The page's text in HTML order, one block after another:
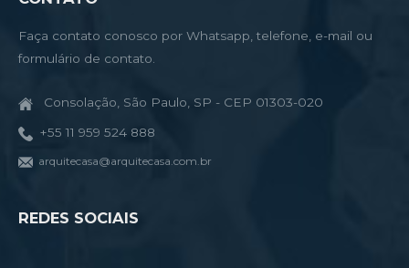
Faça contato conosco por Whatsapp, telefone, e-mail ou
formulário de contato.
Consolação, São Paulo, SP - CEP 01303-020
+55 11 959 524 888
arquitecasa@arquitecasa.com.br
REDES SOCIAIS